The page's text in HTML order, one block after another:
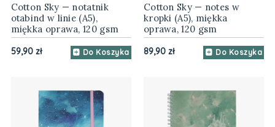
Cotton Sky — notatnik
otabind w linie (A5),
miękka oprawa, 120 gsm
59,90 zł Do Koszyka
Cotton Sky — notes w
kropki (A5), miękka
oprawa, 120 gsm
89,90 zł Do Koszyka